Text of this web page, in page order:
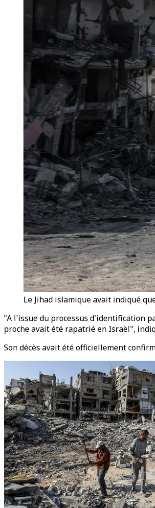
Le Jihad islamique avait indiqué
"A l'issue du processus d'identification
proche avait été rapatrié en Israël",
Son décès avait été officiellement